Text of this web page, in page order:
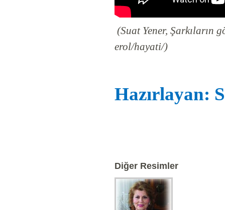
(Suat Yener, Şarkıların
erol/hayati/)
Hazırlayan:
Diğer Resimler